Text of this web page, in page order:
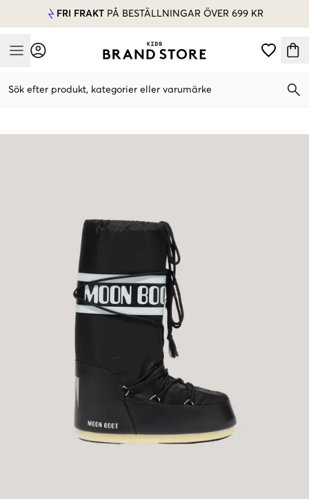
FRI FRAKT PÅ BESTÄLLNINGAR ÖVER 699 KR
Mobile Menu
Sök efter produkt, kategorier eller varumärke